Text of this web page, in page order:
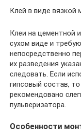
Клей в виде вязкой
Клеи на цементной
сухом виде и
непосредственно
их разведения
следовать. Если
гипсовый состав,
рекомендовано
пульверизатора.
Особенности